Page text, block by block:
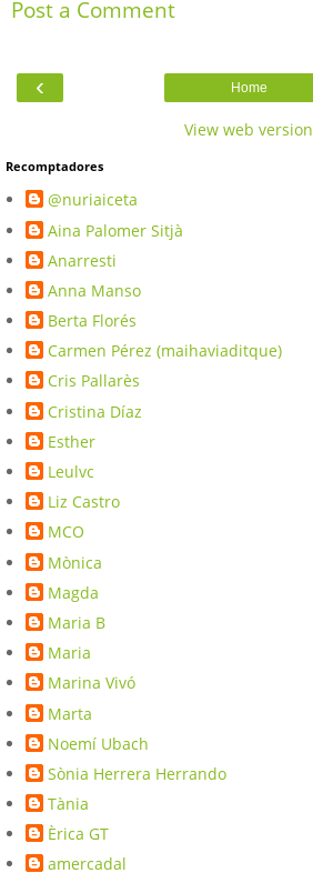
Post a Comment
‹ Home
View web version
Recomptadores
@nuriaiceta
Aina Palomer Sitjà
Anarresti
Anna Manso
Berta Florés
Carmen Pérez (maihaviaditque)
Cris Pallarès
Cristina Díaz
Esther
Leulvc
Liz Castro
MCO
Mònica
Magda
Maria B
Maria
Marina Vivó
Marta
Noemí Ubach
Sònia Herrera Herrando
Tània
Èrica GT
amercadal